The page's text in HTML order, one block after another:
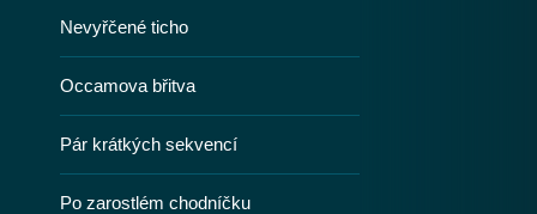
Nevyřčené ticho
Occamova břitva
Pár krátkých sekvencí
Po zarostlém chodníčku